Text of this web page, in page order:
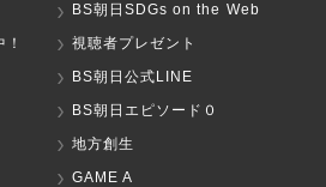
BS朝日SDGs on the Web
視聴者プレゼント
BS朝日公式LINE
BS朝日エピソード０
地方創生
GAME A